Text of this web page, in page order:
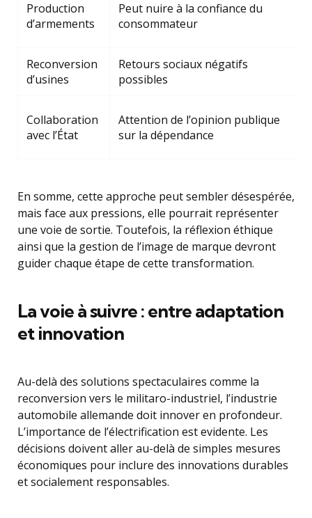
Production
d’armements
Peut nuire à la confiance du
consommateur
Reconversion
d’usines
Retours sociaux négatifs
possibles
Collaboration
avec l’État
Attention de l’opinion publique
sur la dépendance
En somme, cette approche peut sembler désespérée,
mais face aux pressions, elle pourrait représenter
une voie de sortie. Toutefois, la réflexion éthique
ainsi que la gestion de l’image de marque devront
guider chaque étape de cette transformation.
La voie à suivre : entre adaptation
et innovation
Au-delà des solutions spectaculaires comme la
reconversion vers le militaro-industriel, l’industrie
automobile allemande doit innover en profondeur.
L’importance de l’électrification est evidente. Les
décisions doivent aller au-delà de simples mesures
économiques pour inclure des innovations durables
et socialement responsables.